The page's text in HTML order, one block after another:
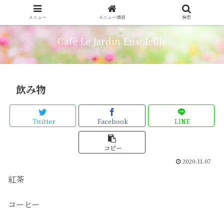
Café Le Jardin Ensoleille
飲み物
Twitter Facebook LINE
コピー
2020.11.07
紅茶
コーヒー
メニュー メニュー項目 検索